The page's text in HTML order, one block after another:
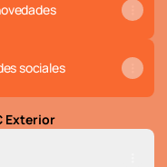
sociales
Exterior
para exterior